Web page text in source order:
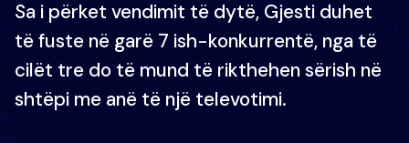
Sa i përket vendimit të dytë, Gjesti duhet
të fuste në garë 7 ish-konkurrentë, nga të
cilët tre do të mund të rikthehen sërish në
shtëpi me anë të një televotimi.